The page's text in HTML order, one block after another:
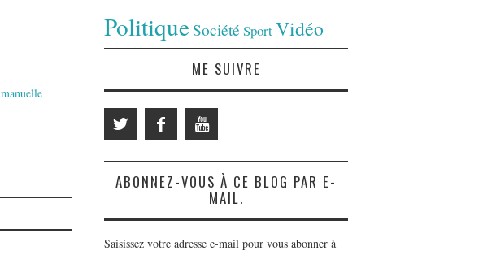
PolitiqueSociété SportVidéo
ME SUIVRE
ABONNEZ-VOUS À CE BLOG PAR E-
MAIL.
Saisissez votre adresse e-mail pour vous abonner à